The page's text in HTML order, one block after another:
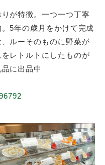
が特徴。一つ一つ丁寧
5年の歳月をかけて完成
ルーそのものに野菜が
レトルトにしたものが
に出品中